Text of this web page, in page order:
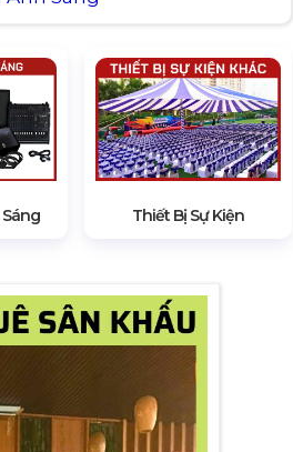
Thiết Bị Sự Kiện